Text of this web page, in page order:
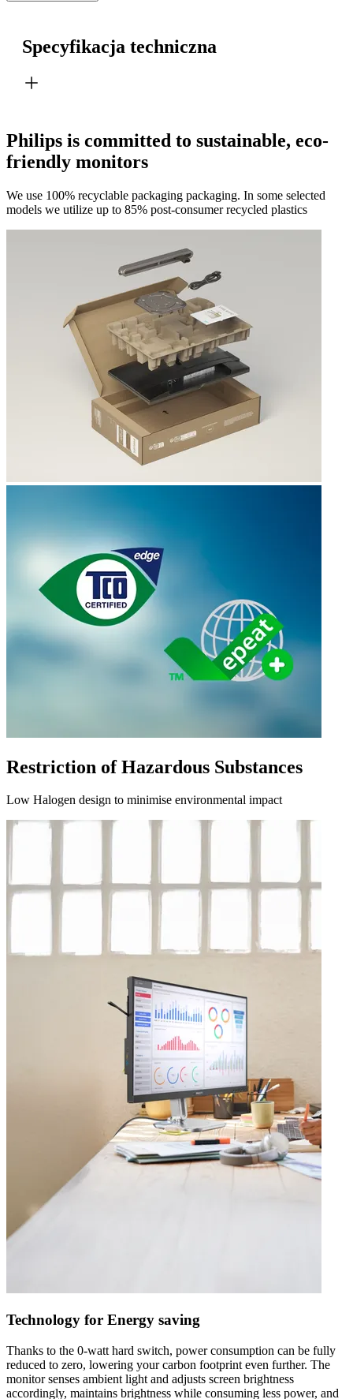
Specyfikacja techniczna
Philips is committed to sustainable, eco-
friendly monitors
We use 100% recyclable packaging packaging. In some selected
models we utilize up to 85% post-consumer recycled plastics
Restriction of Hazardous Substances
Low Halogen design to minimise environmental impact
Technology for Energy saving
Thanks to the 0-watt hard switch, power consumption can be fully
reduced to zero, lowering your carbon footprint even further. The
monitor senses ambient light and adjusts screen brightness
accordingly, maintains brightness while consuming less power, and